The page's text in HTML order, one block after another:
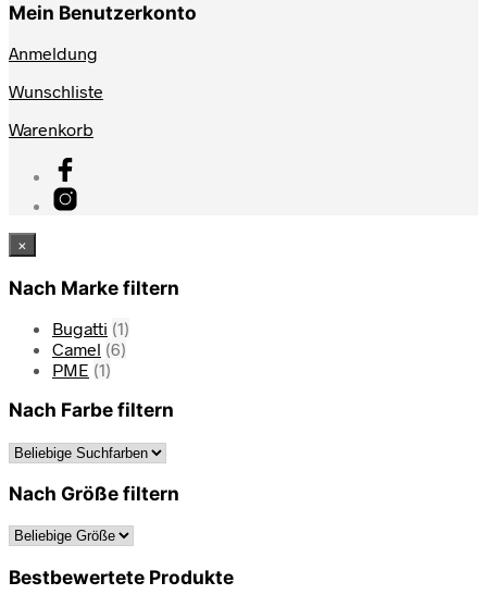
Mein Benutzerkonto
Anmeldung
Wunschliste
Warenkorb
×
Nach Marke filtern
Bugatti (1)
Camel (6)
PME (1)
Nach Farbe filtern
Nach Größe filtern
Bestbewertete Produkte